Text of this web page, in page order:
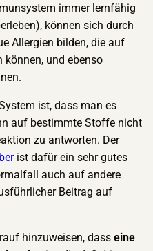
immer lernfähig
können sich durch
Allergien bilden, die auf
und ebenso
ist, dass man es
auf bestimmte Stoffe nicht
zu antworten. Der
ist dafür ein sehr gutes
auch auf andere
Beitrag auf
hinzuweisen, dasseine